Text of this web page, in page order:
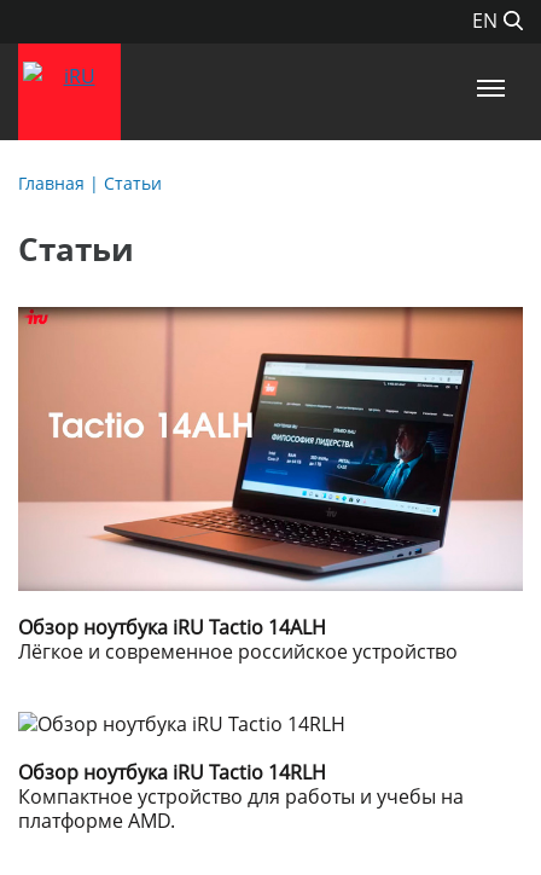
EN
Главная | Статьи
Статьи
Обзор ноутбука iRU Tactio 14ALH
Лёгкое и современное российское устройство
Обзор ноутбука iRU Tactio 14RLH
Компактное устройство для работы и учебы на
платформе AMD.